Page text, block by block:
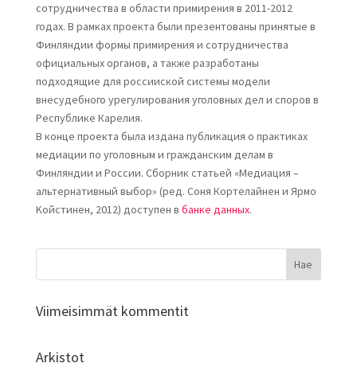
сотрудничества в области примирения в 2011-2012
годах. В рамках проекта были презентованы принятые в
Финляндии формы примирения и сотрудничества
официальных органов, а также разработаны
подходящие для россииской системы модели
внесудебного урегулирования уголовных дел и споров в
Республике Карелия.
В конце проекта была издана публикация о практиках
медиации по уголовным и гражданским делам в
Финляндии и России. Сборник статьей «Медиация –
альтернативный выбор» (ред. Соня Кортелайнен и Ярмо
Koйстинен, 2012) доступен в банке данных.
Viimeisimmät kommentit
Arkistot